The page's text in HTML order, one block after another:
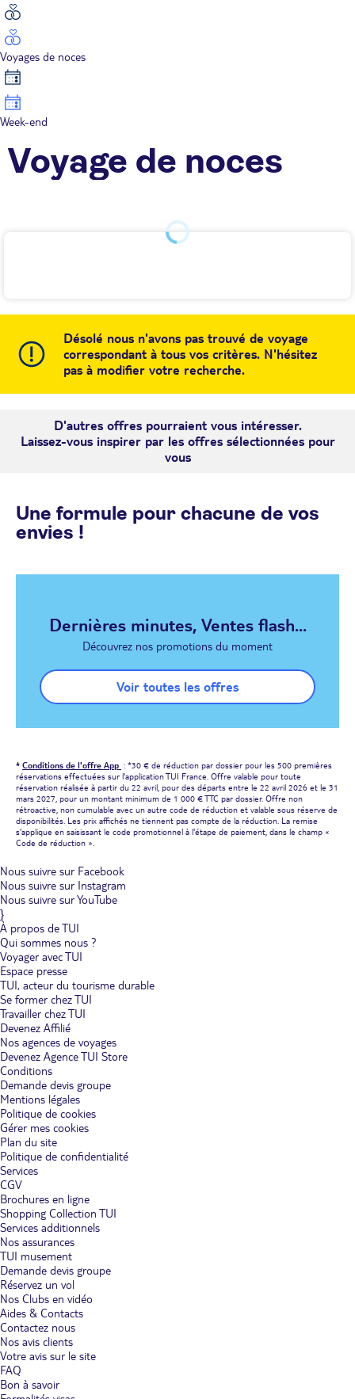
Voyages de noces
Week-end
Voyage de noces
Désolé nous n'avons pas trouvé de voyage
correspondant à tous vos critères. N'hésitez
pas à modifier votre recherche.
D'autres offres pourraient vous intéresser.
Laissez-vous inspirer par les offres sélectionnées pour
vous
Une formule pour chacune de vos
envies !
Dernières minutes, Ventes flash...
Découvrez nos promotions du moment
Voir toutes les offres
* Conditions de l'offre App : *30 € de réduction par dossier pour les 500 premières
réservations effectuées sur l'application TUI France. Offre valable pour toute
réservation réalisée à partir du 22 avril, pour des départs entre le 22 avril 2026 et le 31
mars 2027, pour un montant minimum de 1 000 € TTC par dossier. Offre non
rétroactive, non cumulable avec un autre code de réduction et valable sous réserve de
disponibilités. Les prix affichés ne tiennent pas compte de la réduction. La remise
s'applique en saisissant le code promotionnel à l'étape de paiement, dans le champ «
Code de réduction ».
Nous suivre sur Facebook
Nous suivre sur Instagram
Nous suivre sur YouTube
}
À propos de TUI
Qui sommes nous ?
Voyager avec TUI
Espace presse
TUI, acteur du tourisme durable
Se former chez TUI
Travailler chez TUI
Devenez Affilié
Nos agences de voyages
Devenez Agence TUI Store
Conditions
Demande devis groupe
Mentions légales
Politique de cookies
Gérer mes cookies
Plan du site
Politique de confidentialité
Services
CGV
Brochures en ligne
Shopping Collection TUI
Services additionnels
Nos assurances
TUI musement
Demande devis groupe
Réservez un vol
Nos Clubs en vidéo
Aides & Contacts
Contactez nous
Nos avis clients
Votre avis sur le site
FAQ
Bon à savoir